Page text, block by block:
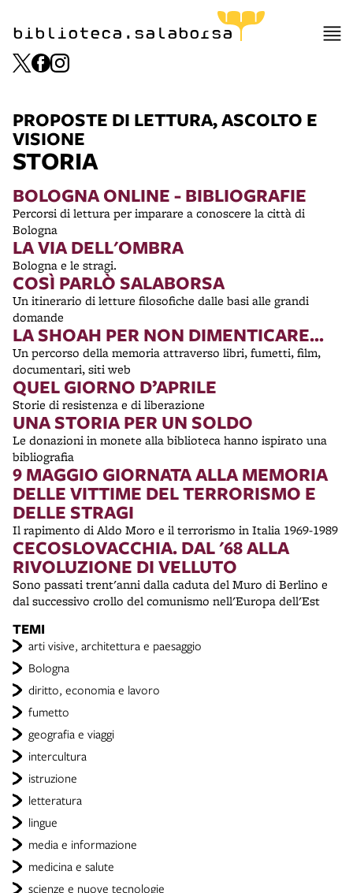
biblioteca.salaborsa
PROPOSTE DI LETTURA, ASCOLTO E
VISIONE
STORIA
TEMI
arti visive, architettura e paesaggio
Bologna
diritto, economia e lavoro
fumetto
geografia e viaggi
intercultura
istruzione
letteratura
lingue
media e informazione
medicina e salute
scienze e nuove tecnologie
BOLOGNA ONLINE - BIBLIOGRAFIE
Percorsi di lettura per imparare a conoscere la città di
Bologna
LA VIA DELL'OMBRA
Bologna e le stragi.
COSÌ PARLÒ SALABORSA
Un itinerario di letture filosofiche dalle basi alle grandi
domande
LA SHOAH PER NON DIMENTICARE...
Un percorso della memoria attraverso libri, fumetti, film,
documentari, siti web
QUEL GIORNO D’APRILE
Storie di resistenza e di liberazione
UNA STORIA PER UN SOLDO
Le donazioni in monete alla biblioteca hanno ispirato una
bibliografia
9 MAGGIO GIORNATA ALLA MEMORIA
DELLE VITTIME DEL TERRORISMO E
DELLE STRAGI
Il rapimento di Aldo Moro e il terrorismo in Italia 1969-1989
CECOSLOVACCHIA. DAL '68 ALLA
RIVOLUZIONE DI VELLUTO
Sono passati trent'anni dalla caduta del Muro di Berlino e
dal successivo crollo del comunismo nell'Europa dell'Est